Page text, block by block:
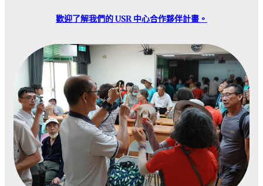
歡迎了解我們的 USR 中心合作夥伴計畫。